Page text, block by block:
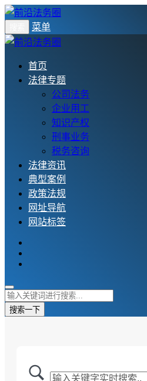
菜单
首页
法律专题
公司法务
企业用工
知识产权
刑事业务
税务咨询
法律资讯
典型案例
政策法规
网址导航
网站标签
搜索一下